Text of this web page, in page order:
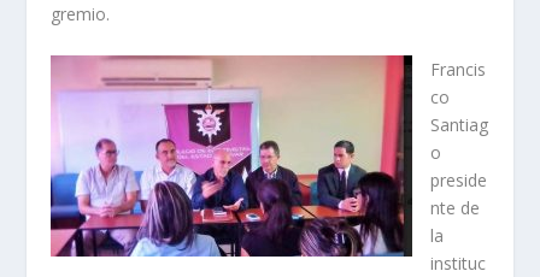
gremio.
Francis
co
Santiag
o
preside
nte de
la
instituc